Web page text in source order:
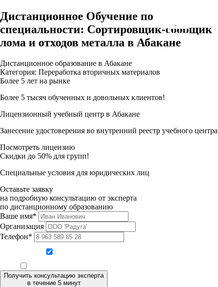
Дистанционное Обучение по
специальности: Сортировщик-сборщик
лома и отходов металла в Абакане
Дистанционное образование в Абакане
Категория: Переработка вторичных материалов
Более 5 лет на рынке
Более 5 тысяч обученных и довольных клиентов!
Лицензионный учебный центр в Абакане
Занесение удостоверения во внутренний реестр учебного центра
Посмотреть лицензию
Скидки до 50% для групп!
Специальные условия для юридических лиц
Оставьте заявку
на подробную консультацию от эксперта
по дистанционному образованию
Ваше имя*
Организация
Телефон*
Получить консультацию эксперта
в течение 5 минут